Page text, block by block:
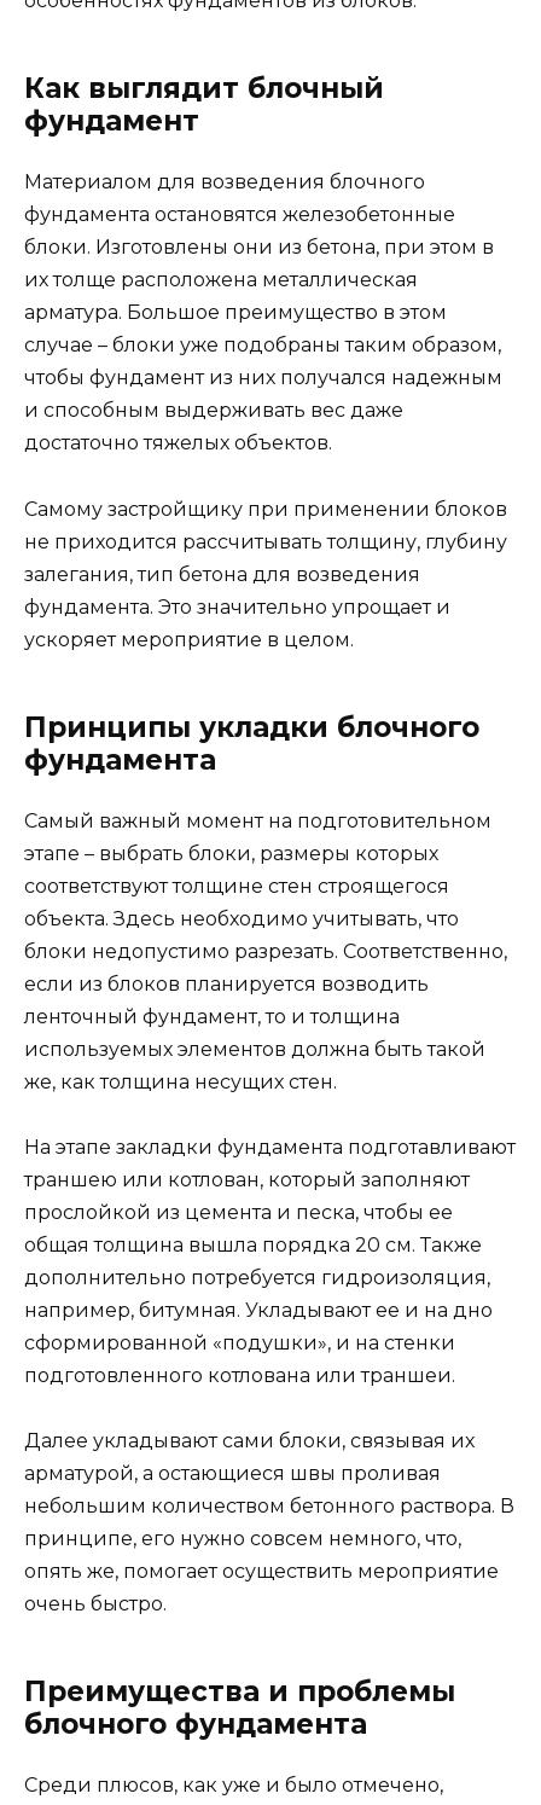
Как выглядит блочный
фундамент
Материалом для возведения блочного
фундамента остановятся железобетонные
блоки. Изготовлены они из бетона, при этом в
их толще расположена металлическая
арматура. Большое преимущество в этом
случае – блоки уже подобраны таким образом,
чтобы фундамент из них получался надежным
и способным выдерживать вес даже
достаточно тяжелых объектов.
Самому застройщику при применении блоков
не приходится рассчитывать толщину, глубину
залегания, тип бетона для возведения
фундамента. Это значительно упрощает и
ускоряет мероприятие в целом.
Принципы укладки блочного
фундамента
Самый важный момент на подготовительном
этапе – выбрать блоки, размеры которых
соответствуют толщине стен строящегося
объекта. Здесь необходимо учитывать, что
блоки недопустимо разрезать. Соответственно,
если из блоков планируется возводить
ленточный фундамент, то и толщина
используемых элементов должна быть такой
же, как толщина несущих стен.
На этапе закладки фундамента подготавливают
траншею или котлован, который заполняют
прослойкой из цемента и песка, чтобы ее
общая толщина вышла порядка 20 см. Также
дополнительно потребуется гидроизоляция,
например, битумная. Укладывают ее и на дно
сформированной «подушки», и на стенки
подготовленного котлована или траншеи.
Далее укладывают сами блоки, связывая их
арматурой, а остающиеся швы проливая
небольшим количеством бетонного раствора. В
принципе, его нужно совсем немного, что,
опять же, помогает осуществить мероприятие
очень быстро.
Преимущества и проблемы
блочного фундамента
Среди плюсов, как уже и было отмечено,